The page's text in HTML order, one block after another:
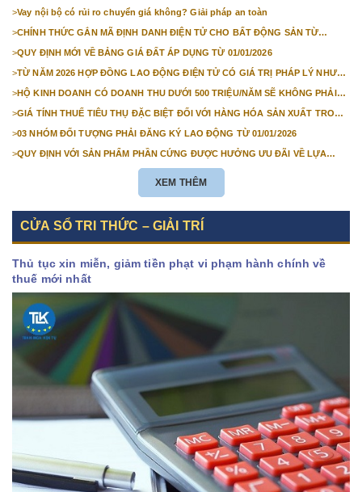
>Vay nội bộ có rủi ro chuyển giá không? Giải pháp an toàn
>CHÍNH THỨC GẮN MÃ ĐỊNH DANH ĐIỆN TỬ CHO BẤT ĐỘNG SẢN TỪ
>QUY ĐỊNH MỚI VỀ BẢNG GIÁ ĐẤT ÁP DỤNG TỪ 01/01/2026
>TỪ NĂM 2026 HỢP ĐỒNG LAO ĐỘNG ĐIỆN TỬ CÓ GIÁ TRỊ PHÁP LÝ NHƯ
>HỘ KINH DOANH CÓ DOANH THU DƯỚI 500 TRIỆU/NĂM SẼ KHÔNG PHẢI
>GIÁ TÍNH THUẾ TIÊU THỤ ĐẶC BIỆT ĐỐI VỚI HÀNG HÓA SẢN XUẤT TRONG
>03 NHÓM ĐỐI TƯỢNG PHẢI ĐĂNG KÝ LAO ĐỘNG TỪ 01/01/2026
>QUY ĐỊNH VỚI SẢN PHẨM PHẦN CỨNG ĐƯỢC HƯỞNG ƯU ĐÃI VỀ LỰA
XEM THÊM
CỬA SỔ TRI THỨC – GIẢI TRÍ
Thủ tục xin miễn, giảm tiền phạt vi phạm hành chính về
thuế mới nhất